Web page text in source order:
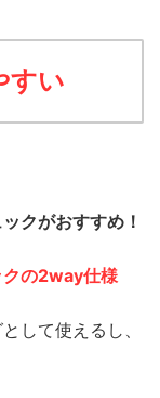
すい
クがおすすめ！
クの2way仕様
して使えるし、